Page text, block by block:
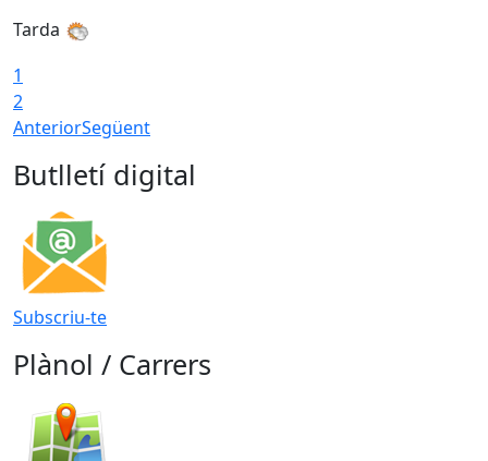
Tarda
1
2
AnteriorSegüent
Butlletí digital
Subscriu-te
Plànol / Carrers